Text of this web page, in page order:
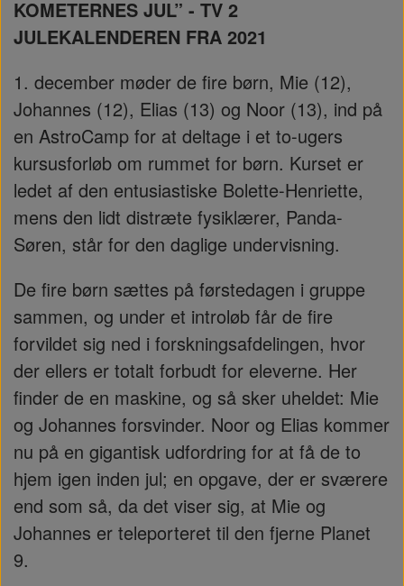
KOMETERNES JUL” - TV 2
JULEKALENDEREN FRA 2021
1. december møder de fire børn, Mie (12),
Johannes (12), Elias (13) og Noor (13), ind på
en AstroCamp for at deltage i et to-ugers
kursusforløb om rummet for børn. Kurset er
ledet af den entusiastiske Bolette-Henriette,
mens den lidt distræte fysiklærer, Panda-
Søren, står for den daglige undervisning.
De fire børn sættes på førstedagen i gruppe
sammen, og under et introløb får de fire
forvildet sig ned i forskningsafdelingen, hvor
der ellers er totalt forbudt for eleverne. Her
finder de en maskine, og så sker uheldet: Mie
og Johannes forsvinder. Noor og Elias kommer
nu på en gigantisk udfordring for at få de to
hjem igen inden jul; en opgave, der er sværere
end som så, da det viser sig, at Mie og
Johannes er teleporteret til den fjerne Planet
9.